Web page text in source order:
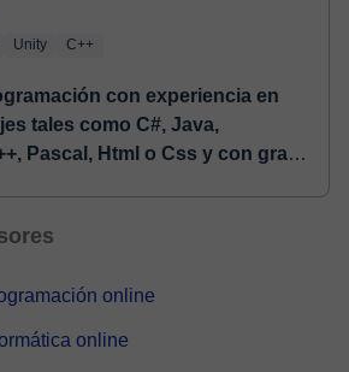
Unity C++
con experiencia en
tales como C#, Java,
Pascal, Html o Css y con gran
docente. Cuento con una
online
online